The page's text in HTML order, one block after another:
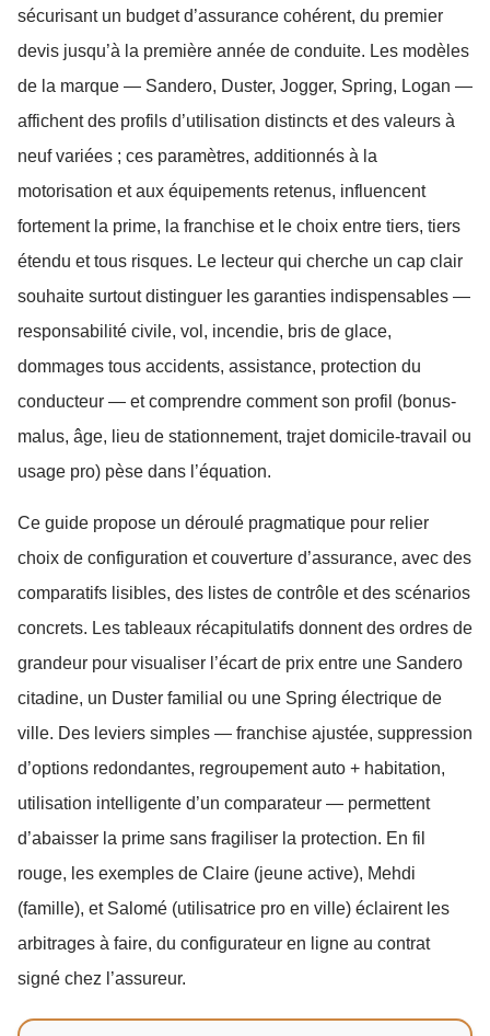
sécurisant un budget d’assurance cohérent, du premier
devis jusqu’à la première année de conduite. Les modèles
de la marque — Sandero, Duster, Jogger, Spring, Logan —
affichent des profils d’utilisation distincts et des valeurs à
neuf variées ; ces paramètres, additionnés à la
motorisation et aux équipements retenus, influencent
fortement la prime, la franchise et le choix entre tiers, tiers
étendu et tous risques. Le lecteur qui cherche un cap clair
souhaite surtout distinguer les garanties indispensables —
responsabilité civile, vol, incendie, bris de glace,
dommages tous accidents, assistance, protection du
conducteur — et comprendre comment son profil (bonus-
malus, âge, lieu de stationnement, trajet domicile-travail ou
usage pro) pèse dans l’équation.
Ce guide propose un déroulé pragmatique pour relier
choix de configuration et couverture d’assurance, avec des
comparatifs lisibles, des listes de contrôle et des scénarios
concrets. Les tableaux récapitulatifs donnent des ordres de
grandeur pour visualiser l’écart de prix entre une Sandero
citadine, un Duster familial ou une Spring électrique de
ville. Des leviers simples — franchise ajustée, suppression
d’options redondantes, regroupement auto + habitation,
utilisation intelligente d’un comparateur — permettent
d’abaisser la prime sans fragiliser la protection. En fil
rouge, les exemples de Claire (jeune active), Mehdi
(famille), et Salomé (utilisatrice pro en ville) éclairent les
arbitrages à faire, du configurateur en ligne au contrat
signé chez l’assureur.